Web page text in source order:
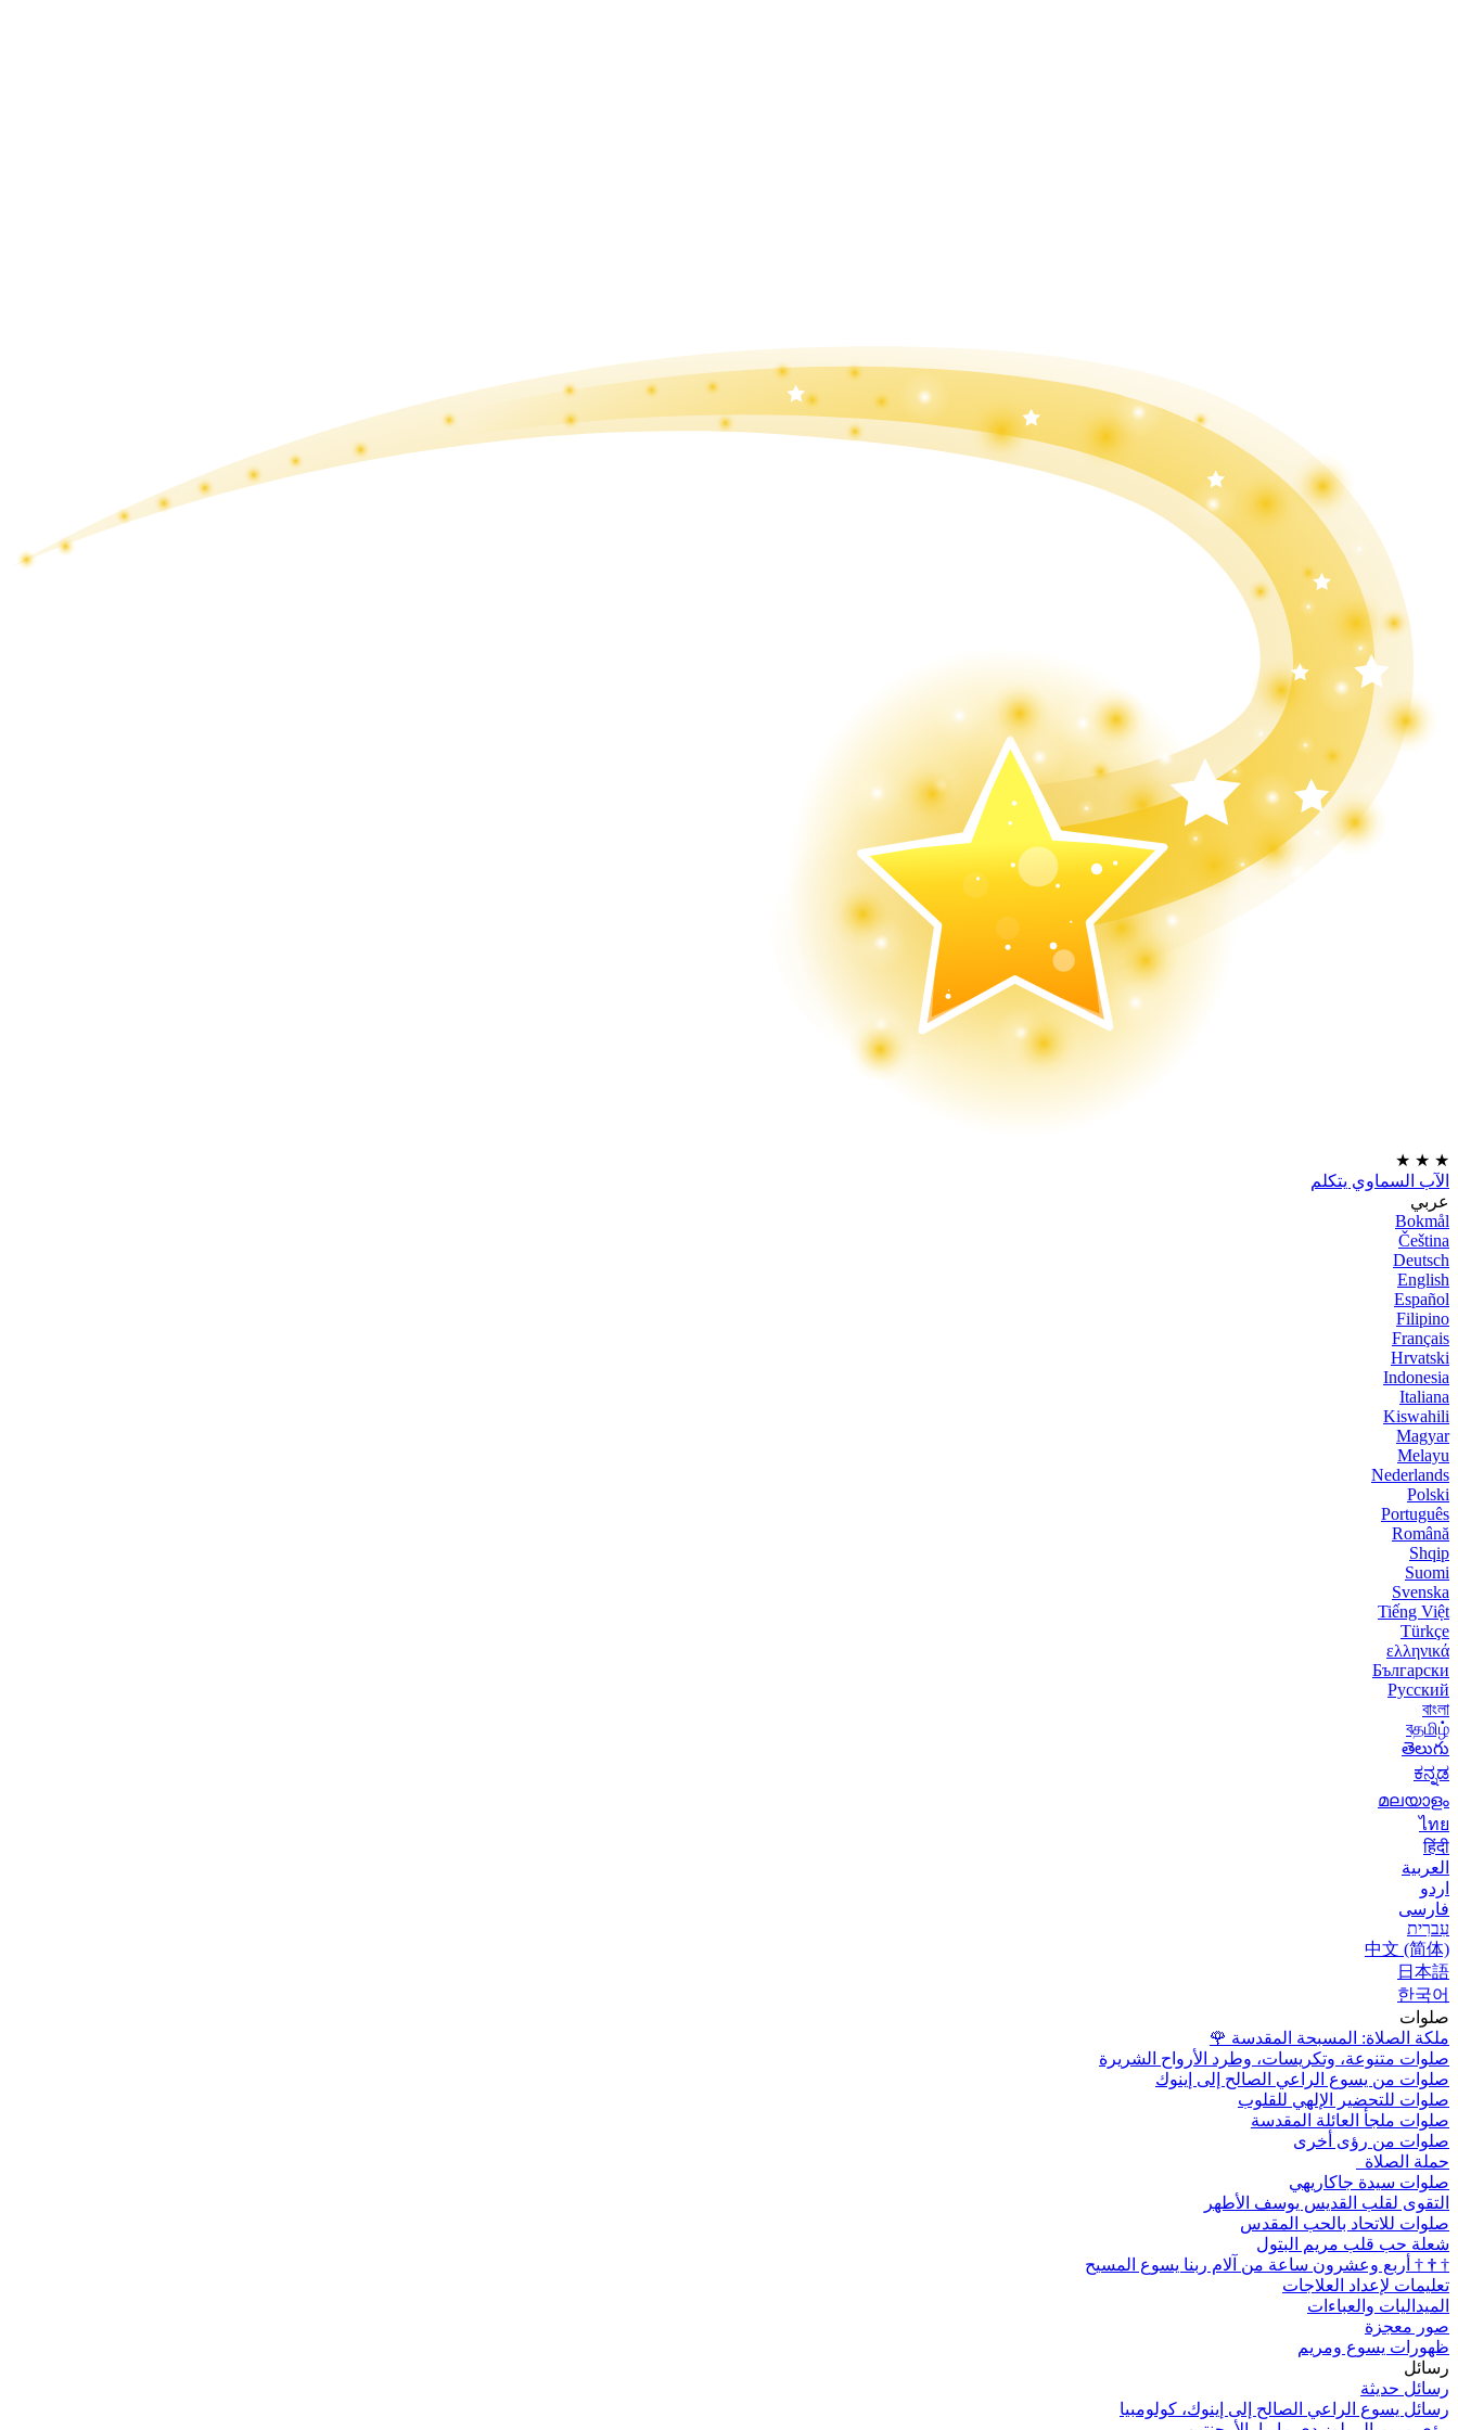
★
★
★
الآب السماوي يتكلم
عربي
Bokmål
Čeština
Deutsch
English
Español
Filipino
Français
Hrvatski
Indonesia
Italiana
Kiswahili
Magyar
Melayu
Nederlands
Polski
Português
Română
Shqip
Suomi
Svenska
Tiếng Việt
Türkçe
ελληνικά
Български
Русский
বাংলা
বதமிழ்
తెలుగు
ಕನ್ನಡ
മലയാളം
ไทย
हिंदी
العربية
اردو
فارسی
עִברִית
中文 (简体)
日本語
한국어
صلوات
ملكة الصلاة: المسبحة المقدسة 🌹
صلوات متنوعة، وتكريسات، وطرد الأرواح الشريرة
صلوات من يسوع الراعي الصالح إلى إينوك
صلوات للتحضير الإلهي للقلوب
صلوات ملجأ العائلة المقدسة
صلوات من رؤى أخرى
حملة الصلاة
صلوات سيدة جاكاريهي
التقوى لقلب القديس يوسف الأطهر
صلوات للاتحاد بالحب المقدس
شعلة حب قلب مريم البتول
†
†
† أربع وعشرون ساعة من آلام ربنا يسوع المسيح
تعليمات لإعداد العلاجات
الميداليات والعباءات
صور معجزة
ظهورات يسوع ومريم
رسائل
رسائل حديثة
رسائل يسوع الراعي الصالح إلى إينوك، كولومبيا